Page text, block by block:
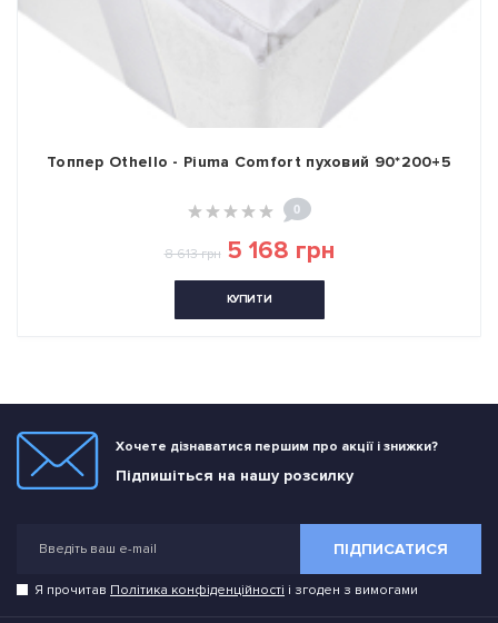
Топпер Othello - Piuma Comfort пуховий 90*200+5
0
8 613 грн 5 168 грн
КУПИТИ
Хочете дізнаватися першим про акції і знижки?
Підпишіться на нашу розсилку
ПІДПИСАТИСЯ
Я прочитав Політика конфіденційності і згоден з вимогами